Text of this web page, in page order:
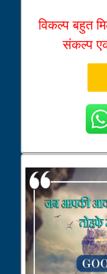
विकल्प बहुत
संकल्प